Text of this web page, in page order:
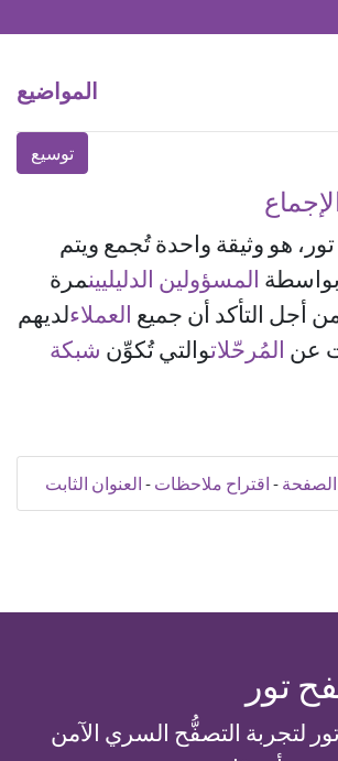
المواضيع
هو وثيقة واحدة تُجمع ويتم
بواسطة المسؤولين الدليليينمرة
أجل التأكد أن جميع العملاءلديهم
عن المُرحّلاتوالتي تُكوِّن شبكة
- اقتراح ملاحظات - العنوان الثابت
تور
لتجربة التصفُّح السري الآمن